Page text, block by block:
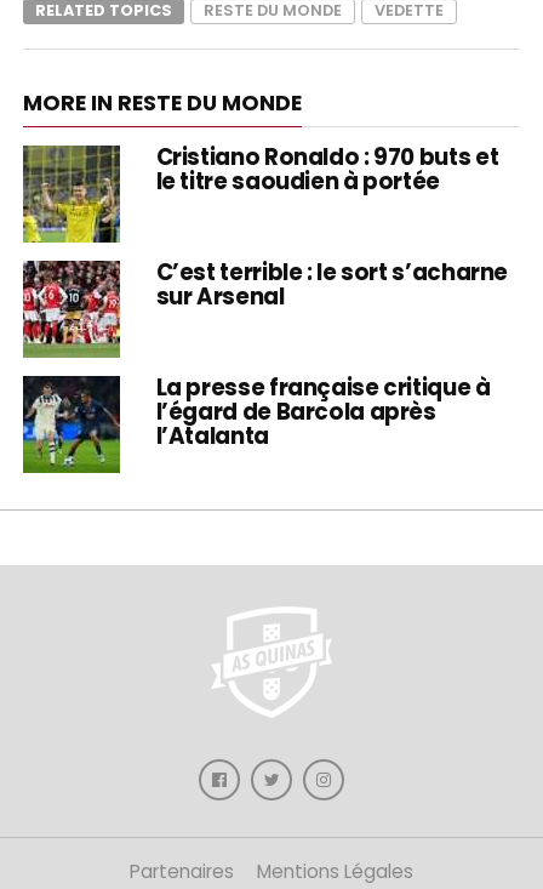
RELATED TOPICS RESTE DU MONDE VEDETTE
MORE IN RESTE DU MONDE
Cristiano Ronaldo : 970 buts et
le titre saoudien à portée
C’est terrible : le sort s’acharne
sur Arsenal
La presse française critique à
l’égard de Barcola après
l’Atalanta
Partenaires Mentions Légales